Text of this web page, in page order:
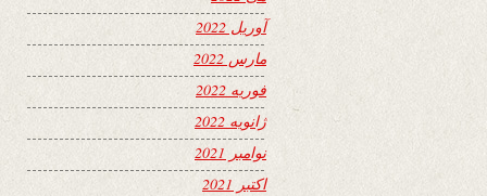
آوریل 2022
مارس 2022
فوریه 2022
ژانویه 2022
نوامبر 2021
اکتبر 2021